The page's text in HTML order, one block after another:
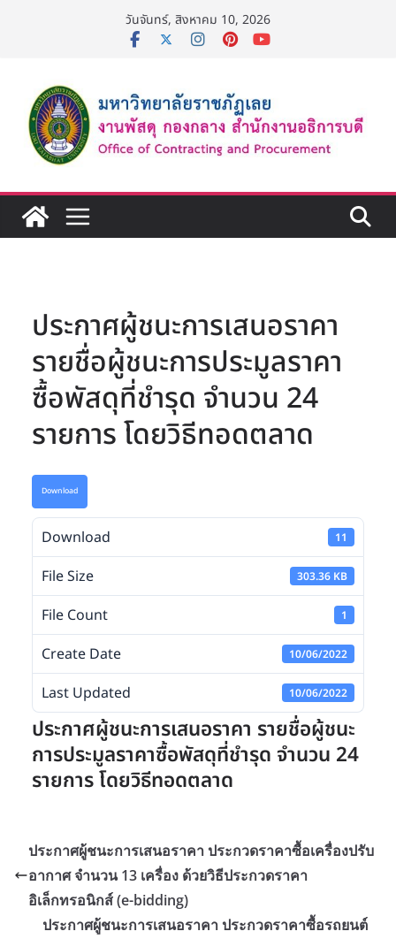
วันจันทร์, สิงหาคม 10, 2026
ประกาศผู้ชนะการเสนอราคา
รายชื่อผู้ชนะการประมูลราคา
ซื้อพัสดุที่ชำรุด จำนวน 24
รายการ โดยวิธีทอดตลาด
Download
Download 11
File Size 303.36 KB
File Count 1
Create Date 10/06/2022
Last Updated 10/06/2022
ประกาศผู้ชนะการเสนอราคา รายชื่อผู้ชนะ
การประมูลราคาซื้อพัสดุที่ชำรุด จำนวน 24
รายการ โดยวิธีทอดตลาด
ประกาศผู้ชนะการเสนอราคา ประกวดราคาซื้อเครื่องปรับ
อากาศ จำนวน 13 เครื่อง ด้วยวิธีประกวดราคา
อิเล็กทรอนิกส์ (e-bidding)
ประกาศผู้ชนะการเสนอราคา ประกวดราคาซื้อรถยนต์